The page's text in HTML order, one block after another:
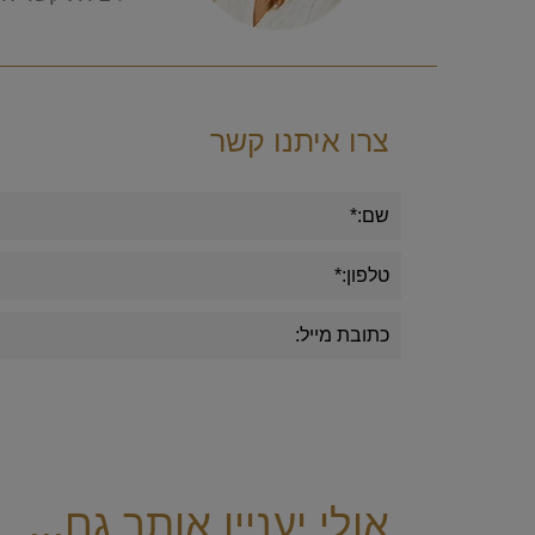
צרו איתנו קשר
אולי יעניין אותך גם...